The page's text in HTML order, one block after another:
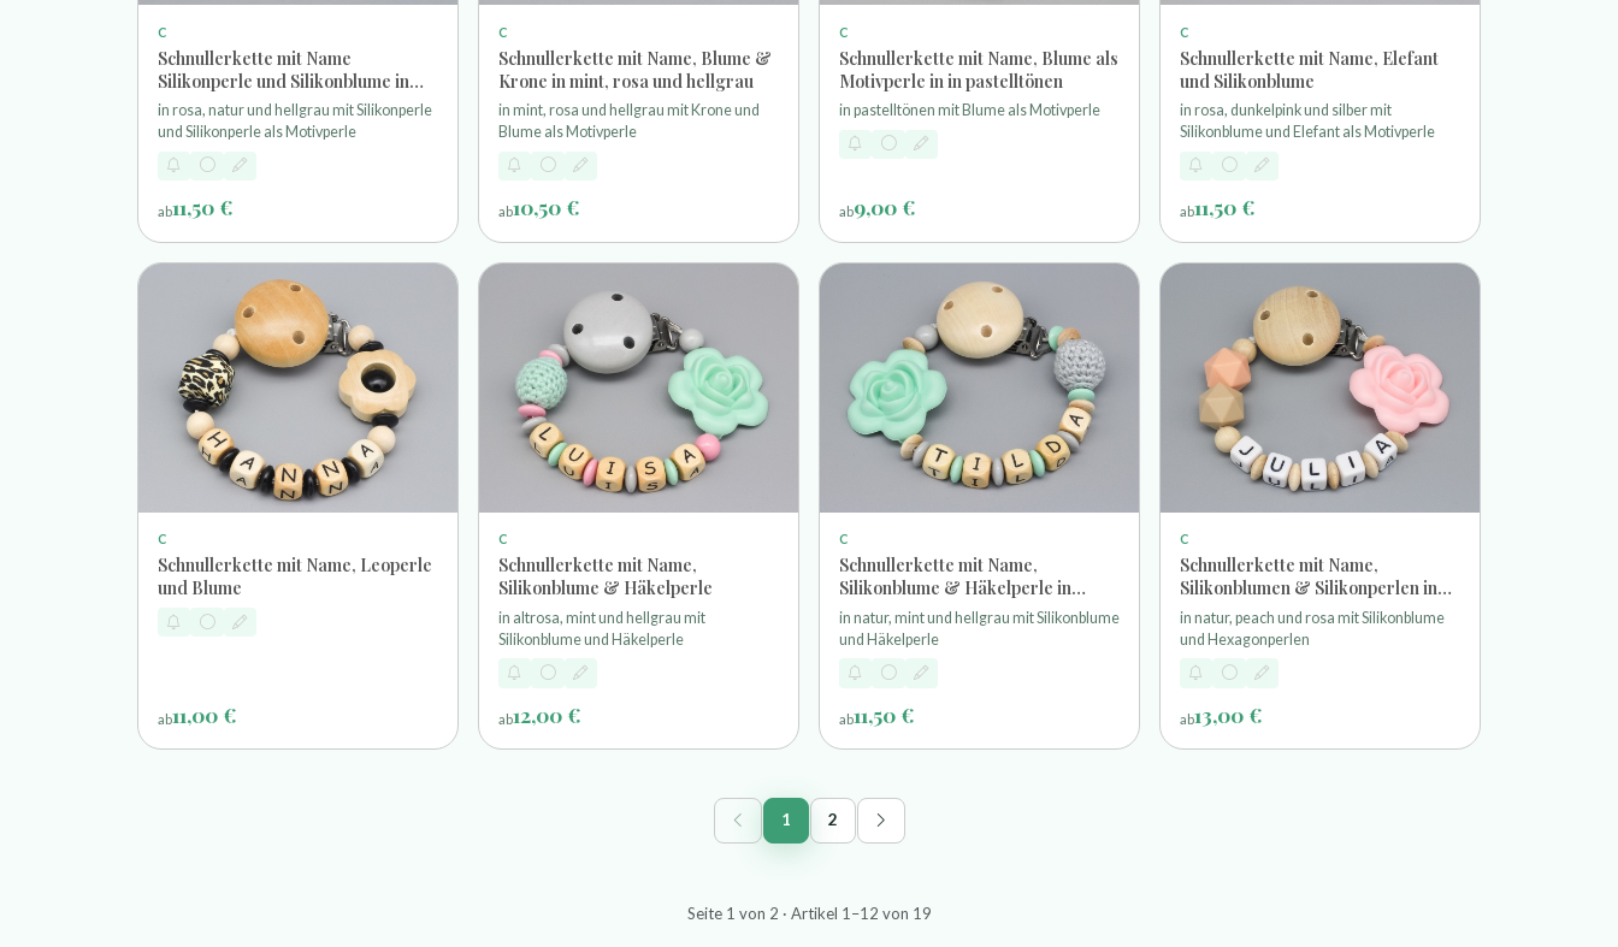
C
Schnullerkette mit Name
Silikonperle und Silikonblume in
rosa, natur und hellgrau
in rosa, natur und hellgrau mit Silikonperle
und Silikonperle als Motivperle
ab11,50 €
C
Schnullerkette mit Name, Blume &
Krone in mint, rosa und hellgrau
in mint, rosa und hellgrau mit Krone und
Blume als Motivperle
ab10,50 €
C
Schnullerkette mit Name, Blume als
Motivperle in in pastelltönen
in pastelltönen mit Blume als Motivperle
ab9,00 €
C
Schnullerkette mit Name, Elefant
und Silikonblume
in rosa, dunkelpink und silber mit
Silikonblume und Elefant als Motivperle
ab11,50 €
C
Schnullerkette mit Name, Leoperle
und Blume
ab11,00 €
C
Schnullerkette mit Name,
Silikonblume & Häkelperle
in altrosa, mint und hellgrau mit
Silikonblume und Häkelperle
ab12,00 €
C
Schnullerkette mit Name,
Silikonblume & Häkelperle in
natur, mint und hellgrau
in natur, mint und hellgrau mit Silikonblume
und Häkelperle
ab11,50 €
C
Schnullerkette mit Name,
Silikonblumen & Silikonperlen in
natur, peach und rosa
in natur, peach und rosa mit Silikonblume
und Hexagonperlen
ab13,00 €
1 2
Seite 1 von 2 · Artikel 1–12 von 19